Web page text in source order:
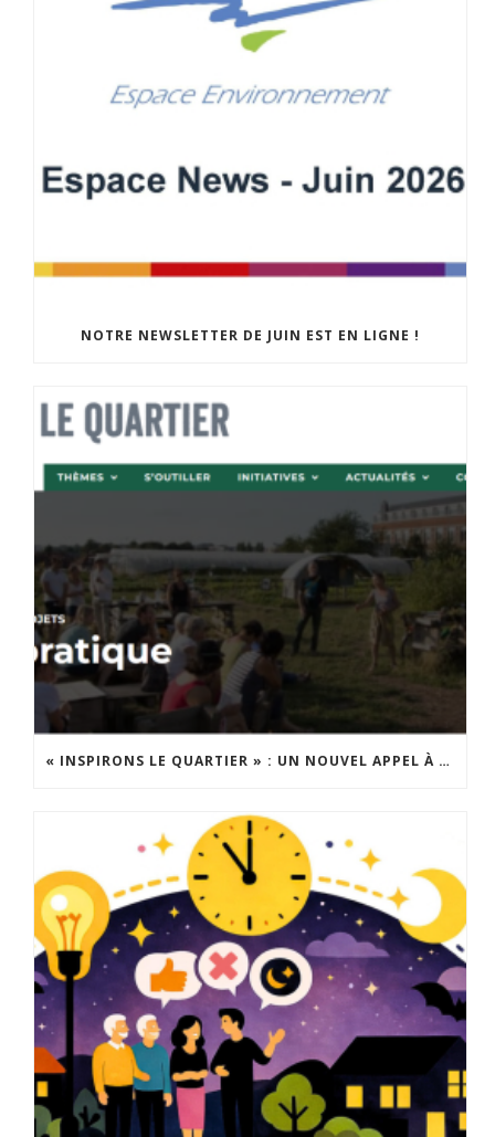
NOTRE NEWSLETTER DE JUIN EST EN LIGNE !
« INSPIRONS LE QUARTIER » : UN NOUVEL APPEL À PROJETS EST LANCÉ !